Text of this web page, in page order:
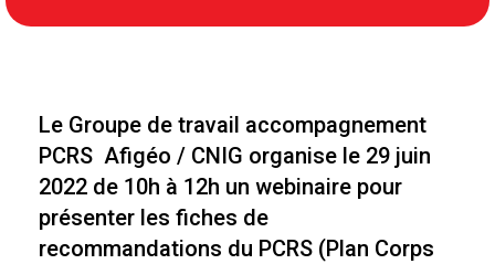
Le Groupe de travail accompagnement
PCRS Afigéo / CNIG organise le 29 juin
2022 de 10h à 12h un webinaire pour
présenter les fiches de
recommandations du PCRS (Plan Corps